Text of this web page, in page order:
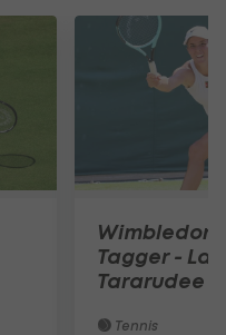
Wimbledon
Tagger -
Tararudee
Tennis